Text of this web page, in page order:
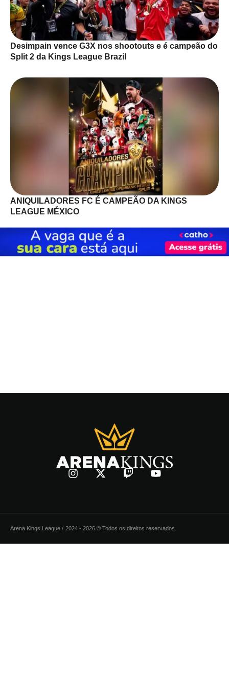
Desimpain vence G3X nos shootouts e é campeão do
Split 2 da Kings League Brazil
ANIQUILADORES FC É CAMPEÃO DA KINGS
LEAGUE MÉXICO
Arena Kings League / 2024 - 2026 © Todos os direitos reservados.